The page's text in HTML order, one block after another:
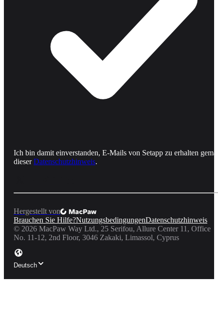
Ich bin damit einverstanden, E-Mails von Setapp zu erhalten
dieser Datenschutzhinweis.
Hergestellt von
Brauchen Sie Hilfe?NutzungsbedingungenDatenschutzhinweis
© 2026 MacPaw Way Ltd., 25 Serifou, Allure Center 11, Office
No. 11-12, 2nd Floor, 3046 Zakaki, Limassol, Cyprus
Deutsch